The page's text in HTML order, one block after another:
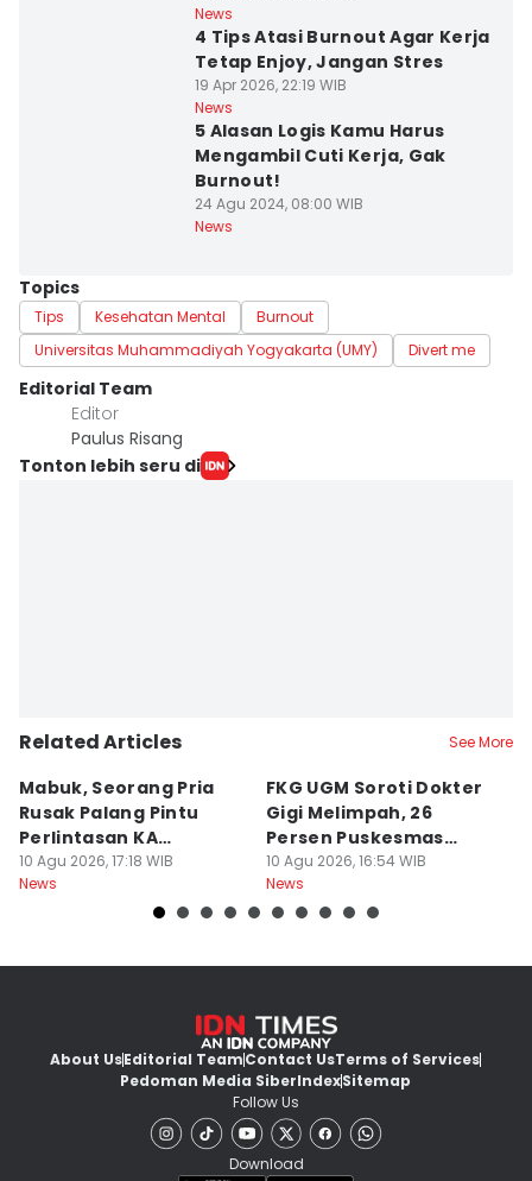
News
4 Tips Atasi Burnout Agar Kerja
Tetap Enjoy, Jangan Stres
19 Apr 2026, 22:19 WIB
News
5 Alasan Logis Kamu Harus
Mengambil Cuti Kerja, Gak
Burnout!
24 Agu 2024, 08:00 WIB
News
Topics
Tips Kesehatan Mental
Burnout
Universitas Muhammadiyah Yogyakarta (UMY)
Divert me
Editorial Team
Editor
Paulus Risang
Tonton lebih seru di
Related Articles See More
Mabuk, Seorang Pria
Rusak Palang Pintu
Perlintasan KA
Banyuraden
10 Agu 2026, 17:18 WIB
News
FKG UGM Soroti Dokter
Gigi Melimpah, 26
Persen Puskesmas
Kurang Nakes
10 Agu 2026, 16:54 WIB
News
About UsEditorial TeamContact UsTerms of Services
Pedoman Media SiberIndexSitemap
Follow Us
Download